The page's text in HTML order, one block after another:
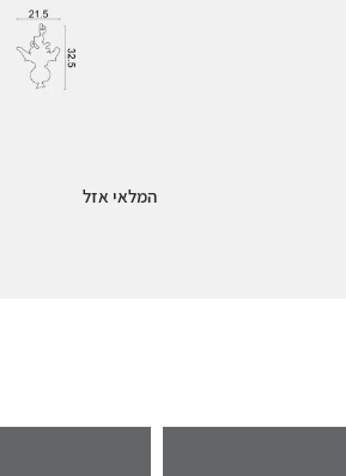
המלאי אזל